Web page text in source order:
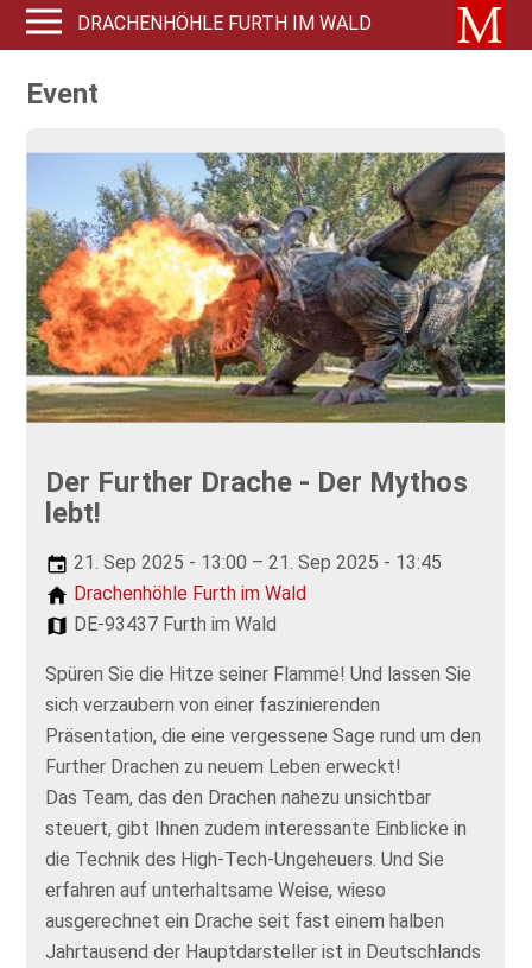
DRACHENHÖHLE FURTH IM WALD
Event
Der Further Drache - Der Mythos
lebt!
21. Sep 2025 - 13:00 – 21. Sep 2025 - 13:45
Drachenhöhle Furth im Wald
DE-93437 Furth im Wald
Spüren Sie die Hitze seiner Flamme! Und lassen Sie
sich verzaubern von einer faszinierenden
Präsentation, die eine vergessene Sage rund um den
Further Drachen zu neuem Leben erweckt!
Das Team, das den Drachen nahezu unsichtbar
steuert, gibt Ihnen zudem interessante Einblicke in
die Technik des High-Tech-Ungeheuers. Und Sie
erfahren auf unterhaltsame Weise, wieso
ausgerechnet ein Drache seit fast einem halben
Jahrtausend der Hauptdarsteller ist in Deutschlands